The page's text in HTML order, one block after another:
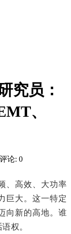
究员：
、
评论: 0
、高效、大功率
巨大。这一特定
向新的高地。谁
权。